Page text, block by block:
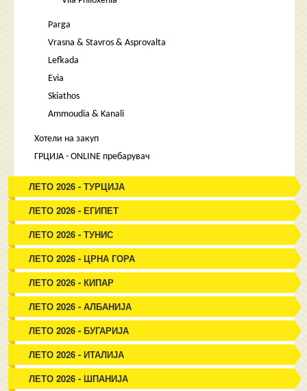
Parga
Vrasna & Stavros & Asprovalta
Lefkada
Evia
Skiathos
Ammoudia & Kanali
Хотели на закуп
ГРЦИЈА - ONLINE пребарувач
ЛЕТО 2026 - ТУРЦИЈА
ЛЕТО 2026 - ЕГИПЕТ
ЛЕТО 2026 - ТУНИС
ЛЕТО 2026 - ЦРНА ГОРА
ЛЕТО 2026 - КИПАР
ЛЕТО 2026 - АЛБАНИЈА
ЛЕТО 2026 - БУГАРИЈА
ЛЕТО 2026 - ИТАЛИЈА
ЛЕТО 2026 - ШПАНИЈА